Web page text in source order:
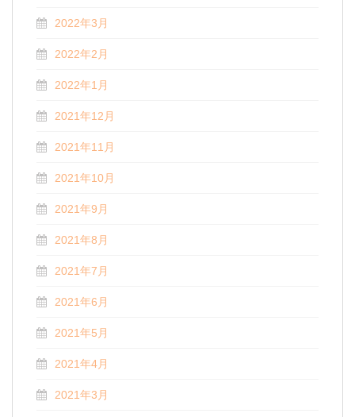
2022年3月
2022年2月
2022年1月
2021年12月
2021年11月
2021年10月
2021年9月
2021年8月
2021年7月
2021年6月
2021年5月
2021年4月
2021年3月